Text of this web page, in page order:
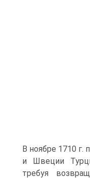
В ноябре 1710 г.
и Швеции
требуя